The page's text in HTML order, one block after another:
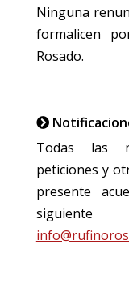
Ninguna
formalicen
Rosado.
Todas las
peticiones y
presente